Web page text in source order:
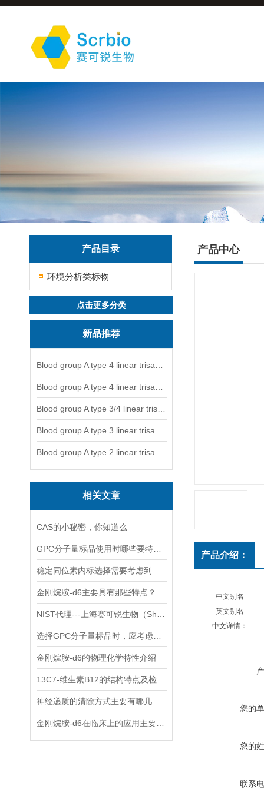
产品目录
环境分析类标物
点击更多分类
新品推荐
相关文章
CAS的小秘密，你知道么
金刚烷胺-d6主要具有那些特点？
金刚烷胺-d6的物理化学特性介绍
产品中心
产品介绍：
中文别名
英文别名
中文详情：
您的
您的
联系